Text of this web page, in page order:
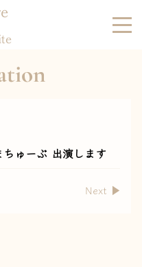
ゅーぶ 出演します
Next ▶︎